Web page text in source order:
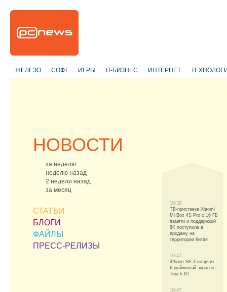
ЖЕЛЕЗО СОФТ ИГРЫ IT-БИЗНЕС ИНТЕРНЕТ
НОВОСТИ
за неделю
неделю назад
2 недели назад
за месяц
СТАТЬИ
БЛОГИ
ФАЙЛЫ
ПРЕСС-РЕЛИЗЫ
10:32
ТВ-приставка Xiaomi
Mi Box 4S Pro с 16 ГБ
памяти и поддержкой
8K поступила в
продажу на
территории Китая
10:47
iPhone SE 3 получит
6-дюймовый экран и
Touch ID
10:47